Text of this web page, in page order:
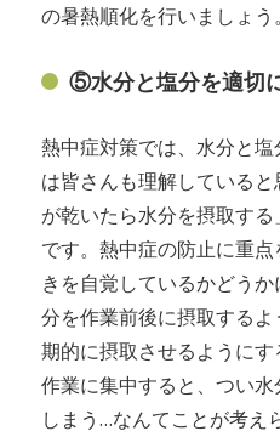
の暑熱順化を行いましょう。
⑤水分と塩分を適切
熱中症対策では、水分と
は皆さんも理解している
が乾いたら水分を摂取す
です。熱中症の防止に重
きを自覚しているかどう
分を作業前後に摂取する
期的に摂取させるようにす
作業に集中すると、つい
しまう…なんてことが考え